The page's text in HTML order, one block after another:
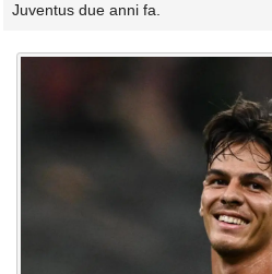
Juventus due anni fa.